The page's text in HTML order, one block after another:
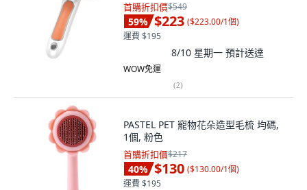
首購折扣價$549
59% $223 ($223.00/1個)
運費 $195
8/10 星期一 預計送達
WOW免運
(2)
PASTEL PET 寵物花朵造型毛梳 均碼,
1個, 粉色
首購折扣價$217
40% $130 ($130.00/1個)
運費 $195